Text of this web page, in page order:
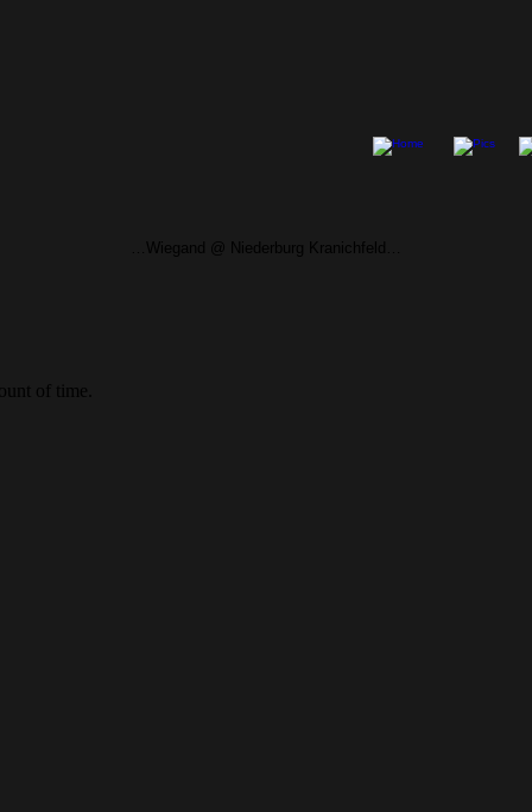
…Wiegand @ Niederburg Kranichfeld…